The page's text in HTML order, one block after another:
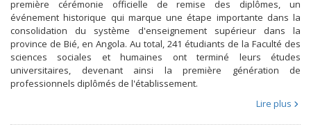
première cérémonie officielle de remise des diplômes, un
événement historique qui marque une étape importante dans la
consolidation du système d'enseignement supérieur dans la
province de Bié, en Angola. Au total, 241 étudiants de la Faculté des
sciences sociales et humaines ont terminé leurs études
universitaires, devenant ainsi la première génération de
professionnels diplômés de l'établissement.
Lire plus